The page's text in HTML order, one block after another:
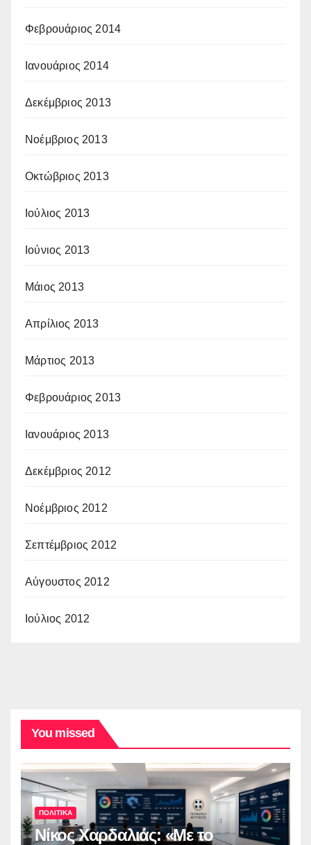
Φεβρουάριος 2014
Ιανουάριος 2014
Δεκέμβριος 2013
Νοέμβριος 2013
Οκτώβριος 2013
Ιούλιος 2013
Ιούνιος 2013
Μάιος 2013
Απρίλιος 2013
Μάρτιος 2013
Φεβρουάριος 2013
Ιανουάριος 2013
Δεκέμβριος 2012
Νοέμβριος 2012
Σεπτέμβριος 2012
Αύγουστος 2012
Ιούλιος 2012
You missed
ΠΟΛΙΤΙΚΑ
Νίκος Χαρδαλιάς: «Με το